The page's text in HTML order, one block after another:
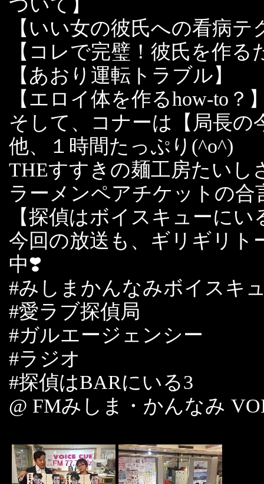
ついて】
【いい女の彼氏への看病テ
【コレで完璧！彼氏を作る
【あおり運転トラブル】
【エロイ体を作るhow-to？
そして、コナーは【局長の
他、１時間たっぷり(^o^)
THEすすきの麺工房たいし
ラーメンペアチケットの合
【探偵はボイスキューにい
今回の放送も、ギリギリト
中❣️
#みしまかんなみボイスキ
#愛ラブ探偵局
#ガルエージェンシー
#ラジオ
#探偵はBARにいる3
@ FMみしま・かんなみ